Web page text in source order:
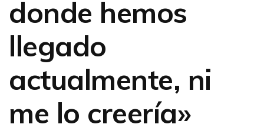
donde hemos
llegado
actualmente, ni
me lo creería»